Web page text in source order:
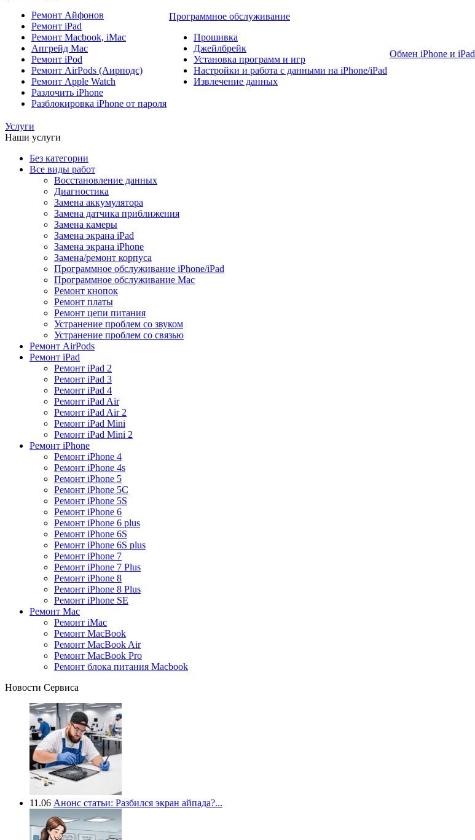
Ремонт Айфонов
Ремонт iPad
Ремонт Macbook, iMac
Апгрейд Mac
Ремонт iPod
Ремонт AirPods (Аирподс)
Ремонт Apple Watch
Разлочить iPhone
Разблокировка iPhone от пароля
Программное обслуживание
Прошивка
Джейлбрейк
Установка программ и игр
Настройки и работа с данными на iPhone/iPad
Извлечение данных
Обмен iPhone и iPad
Услуги
Наши услуги
Без категории
Все виды работ
Восстановление данных
Диагностика
Замена аккумулятора
Замена датчика приближения
Замена камеры
Замена экрана iPad
Замена экрана iPhone
Замена/ремонт корпуса
Программное обслуживание iPhone/iPad
Программное обслуживание Mac
Ремонт кнопок
Ремонт платы
Ремонт цепи питания
Устранение проблем со звуком
Устранение проблем со связью
Ремонт AirPods
Ремонт iPad
Ремонт iPad 2
Ремонт iPad 3
Ремонт iPad 4
Ремонт iPad Air
Ремонт iPad Air 2
Ремонт iPad Mini
Ремонт iPad Mini 2
Ремонт iPhone
Ремонт iPhone 4
Ремонт iPhone 4s
Ремонт iPhone 5
Ремонт iPhone 5C
Ремонт iPhone 5S
Ремонт iPhone 6
Ремонт iPhone 6 plus
Ремонт iPhone 6S
Ремонт iPhone 6S plus
Ремонт iPhone 7
Ремонт iPhone 7 Plus
Ремонт iPhone 8
Ремонт iPhone 8 Plus
Ремонт iPhone SE
Ремонт Mac
Ремонт iMac
Ремонт MacBook
Ремонт MacBook Air
Ремонт MacBook Pro
Ремонт блока питания Macbook
Новости Сервиса
11.06 Анонс статьи: Разбился экран айпада?...